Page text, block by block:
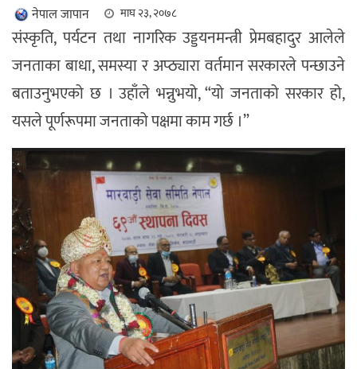
नेपाल जापान माघ २३, २०७८
संस्कृति, पर्यटन तथा नागरिक उड्डयनमन्त्री प्रेमबहादुर आलेले
जनताका बाधा, समस्या र अप्ठ्यारा वर्तमान सरकारले पन्छाउने
बताउनुभएको छ । उहाँले भन्नुभयो, “यो जनताको सरकार हो,
यसले पूर्णरूपमा जनताको पक्षमा काम गर्छ ।”